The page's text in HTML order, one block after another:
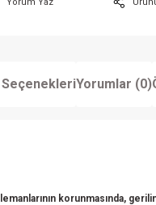
Yorumlar (0)
korunmasında,